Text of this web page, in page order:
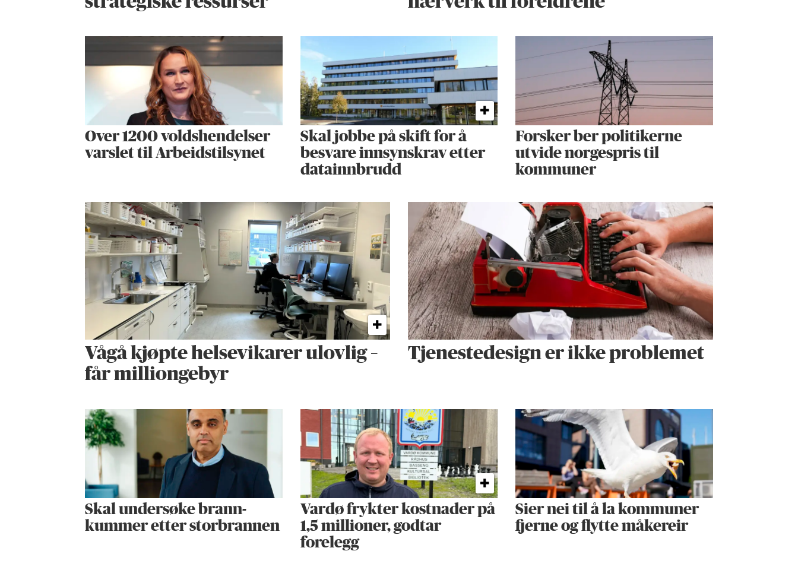
Over 1200 voldshendelser
varslet til Arbeidstilsynet
Skal jobbe på skift for å
besvare innsynskrav etter
datainnbrudd
Forsker ber politikerne
utvide norgespris til
kommuner
Vågå kjøpte helse­vikarer ulovlig –
får milliongebyr
Tjenestedesign er ikke problemet
Skal undersøke brann­
kummer etter storbrannen
Vardø frykter kostnader på
1,5 millioner, godtar
forelegg
Sier nei til å la kommuner
fjerne og flytte måkereir